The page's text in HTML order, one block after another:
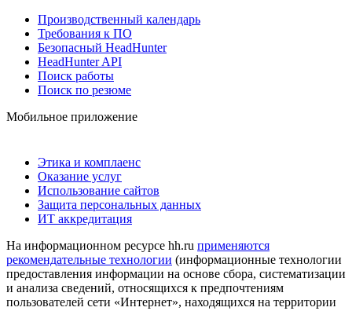
Производственный календарь
Требования к ПО
Безопасный HeadHunter
HeadHunter API
Поиск работы
Поиск по резюме
Мобильное приложение
Этика и комплаенс
Оказание услуг
Использование сайтов
Защита персональных данных
ИТ аккредитация
На информационном ресурсе hh.ru применяются
рекомендательные технологии (информационные технологии
предоставления информации на основе сбора, систематизации
и анализа сведений, относящихся к предпочтениям
пользователей сети «Интернет», находящихся на территории